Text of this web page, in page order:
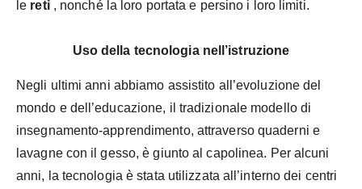
le reti , nonché la loro portata e persino i loro limiti.
Uso della tecnologia nell’istruzione
Negli ultimi anni abbiamo assistito all’evoluzione del
mondo e dell’educazione, il tradizionale modello di
insegnamento-apprendimento, attraverso quaderni e
lavagne con il gesso, è giunto al capolinea. Per alcuni
anni, la tecnologia è stata utilizzata all’interno dei centri